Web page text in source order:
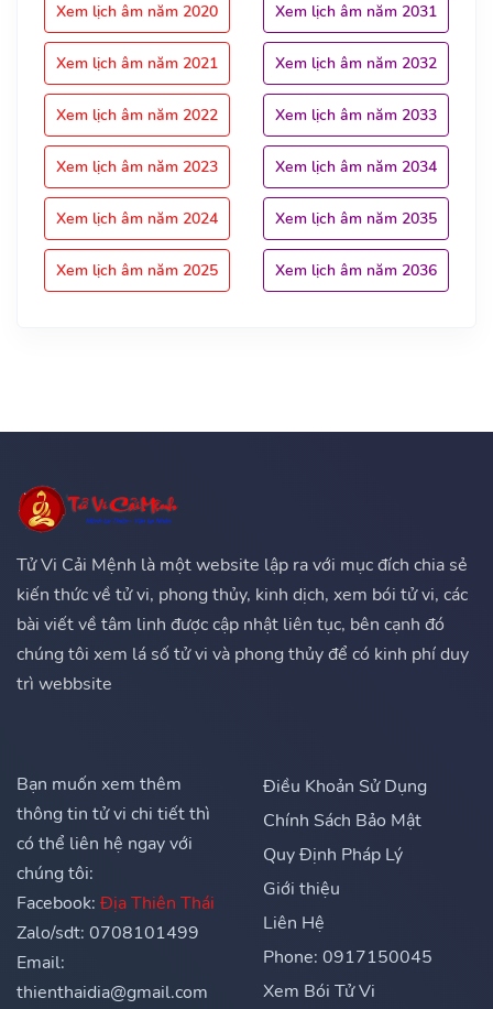
Xem lịch âm năm 2020
Xem lịch âm năm 2021
Xem lịch âm năm 2022
Xem lịch âm năm 2023
Xem lịch âm năm 2024
Xem lịch âm năm 2025
Xem lịch âm năm 2031
Xem lịch âm năm 2032
Xem lịch âm năm 2033
Xem lịch âm năm 2034
Xem lịch âm năm 2035
Xem lịch âm năm 2036
Tử Vi Cải Mệnh là một website lập ra với mục đích chia sẻ
kiến thức về tử vi, phong thủy, kinh dịch, xem bói tử vi, các
bài viết về tâm linh được cập nhật liên tục, bên cạnh đó
chúng tôi xem lá số tử vi và phong thủy để có kinh phí duy
trì webbsite
Bạn muốn xem thêm
thông tin tử vi chi tiết thì
có thể liên hệ ngay với
chúng tôi:
Facebook: Địa Thiên Thái
Zalo/sdt: 0708101499
Email:
thienthaidia@gmail.com
Điều Khoản Sử Dụng
Chính Sách Bảo Mật
Quy Định Pháp Lý
Giới thiệu
Liên Hệ
Phone: 0917150045
Xem Bói Tử Vi